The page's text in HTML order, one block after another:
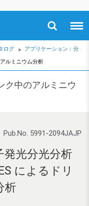
ログ
アプリケーション：分
アルミニウム分析
ク中のアルミニウ
Pub.No. 5991-2094JAJP
光分光分析
によるドリ
析